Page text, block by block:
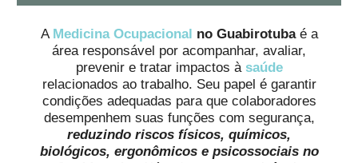
A Medicina Ocupacional no Guabirotubaé a
área responsável por acompanhar, avaliar,
prevenir e tratar impactos à saúde
relacionados ao trabalho. Seu papel é garantir
condições adequadas para que colaboradores
desempenhem suas funções com segurança,
reduzindo riscos físicos, químicos,
biológicos, ergonômicos e psicossociais no